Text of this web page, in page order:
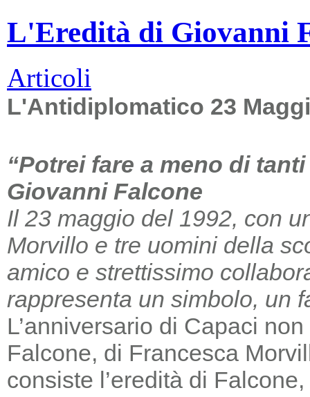
L'Eredità di Giovanni
Articoli
L'Antidiplomatico 23
“Potrei fare a meno di
Giovanni Falcone
Il 23 maggio del 1992, con
Morvillo e tre uomini della
amico e strettissimo
rappresenta un simbolo, un
L’anniversario di Capaci
Falcone, di Francesca
consiste l’eredità di